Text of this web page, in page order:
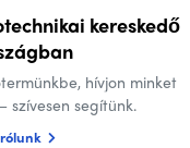
kereskedő
hívjon minket
szívesen segítünk.